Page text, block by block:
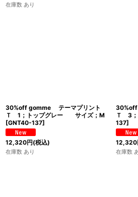
在庫数 あり
30%off gomme テーマプリント
Ｔ 1；トップグレー サイズ；M
[GNT40-137]
12,320円(税込)
在庫数 あり
Ｔ 3
137]
12,320
在庫数